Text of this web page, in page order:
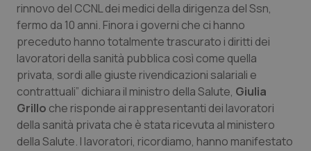
Liguria
Lombardia
Marche
Molise
Disturbi dell’umore
Dolore
Donna & Salute
Epatiti
rinnovo del CCNL dei medici della dirigenza del Ssn,
fermo da 10 anni. Finora i governi che ci hanno
preceduto hanno totalmente trascurato i diritti dei
lavoratori della sanità pubblica così come quella
privata, sordi alle giuste rivendicazioni salariali e
contrattuali” dichiara il ministro della Salute, Giulia
Grillo che risponde ai rappresentanti dei lavoratori
della sanità privata che è stata ricevuta al ministero
della Salute. I lavoratori, ricordiamo, hanno manifestato